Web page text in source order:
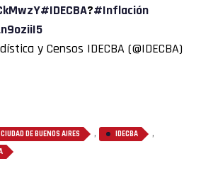
#IDECBA?#Inflación
y Censos IDECBA (@IDECBA)
CIUDAD DE BUENOS AIRES , IDECBA ,